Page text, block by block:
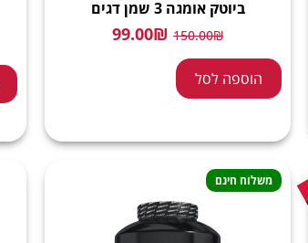
ביוטק אומגה 3 שמן דגים
150.00₪
99.00₪
הוספה לסל
משלוח חינם